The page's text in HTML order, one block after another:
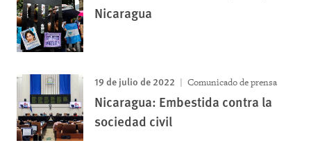
Nicaragua
19 de julio de 2022 Comunicado de prensa
Nicaragua: Embestida contra la
sociedad civil